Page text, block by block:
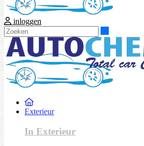
inloggen
Exterieur
In Exterieur